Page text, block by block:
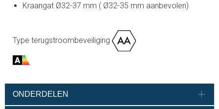
Kraangat Ø32-37 mm ( Ø32-35 mm aanbevolen)
Type terugstroombeveiliging
ONDERDELEN